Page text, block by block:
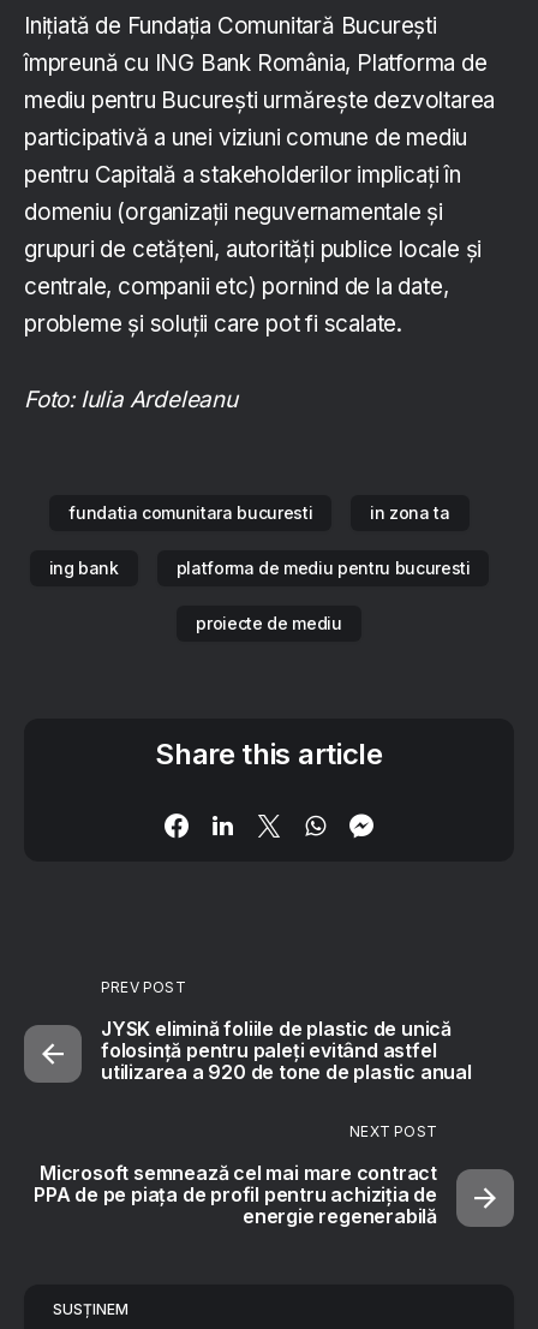
Inițiată de Fundația Comunitară București
împreună cu ING Bank România, Platforma de
mediu pentru București urmărește dezvoltarea
participativă a unei viziuni comune de mediu
pentru Capitală a stakeholderilor implicați în
domeniu (organizații neguvernamentale și
grupuri de cetățeni, autorități publice locale și
centrale, companii etc) pornind de la date,
probleme și soluții care pot fi scalate.
Foto: Iulia Ardeleanu
fundatia comunitara bucuresti in zona ta
ing bank platforma de mediu pentru bucuresti
proiecte de mediu
Share this article
PREV POST
JYSK elimină foliile de plastic de unică
folosință pentru paleți evitând astfel
utilizarea a 920 de tone de plastic anual
NEXT POST
Microsoft semnează cel mai mare contract
PPA de pe piața de profil pentru achiziția de
energie regenerabilă
SUSȚINEM